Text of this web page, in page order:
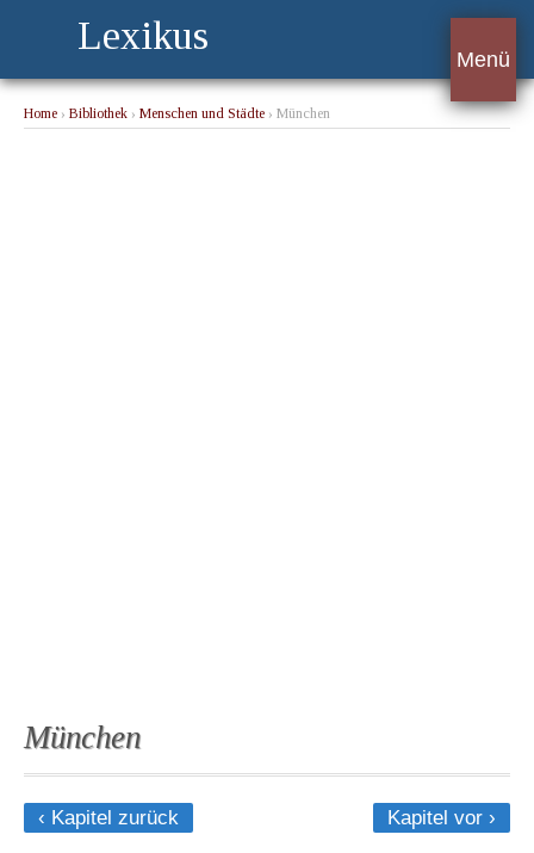
Lexikus
Menü
Home › Bibliothek › Menschen und Städte › München
München
‹ Kapitel zurück Kapitel vor ›